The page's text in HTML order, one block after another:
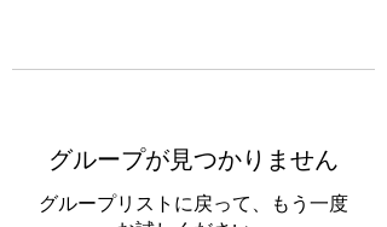
グループが見つかりません
グループリストに戻って、もう一度